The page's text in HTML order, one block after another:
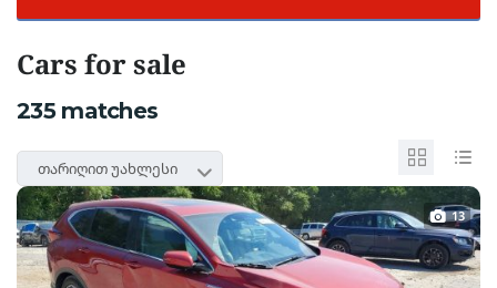
Cars for sale
235 matches
თარიღით უახლესი
13